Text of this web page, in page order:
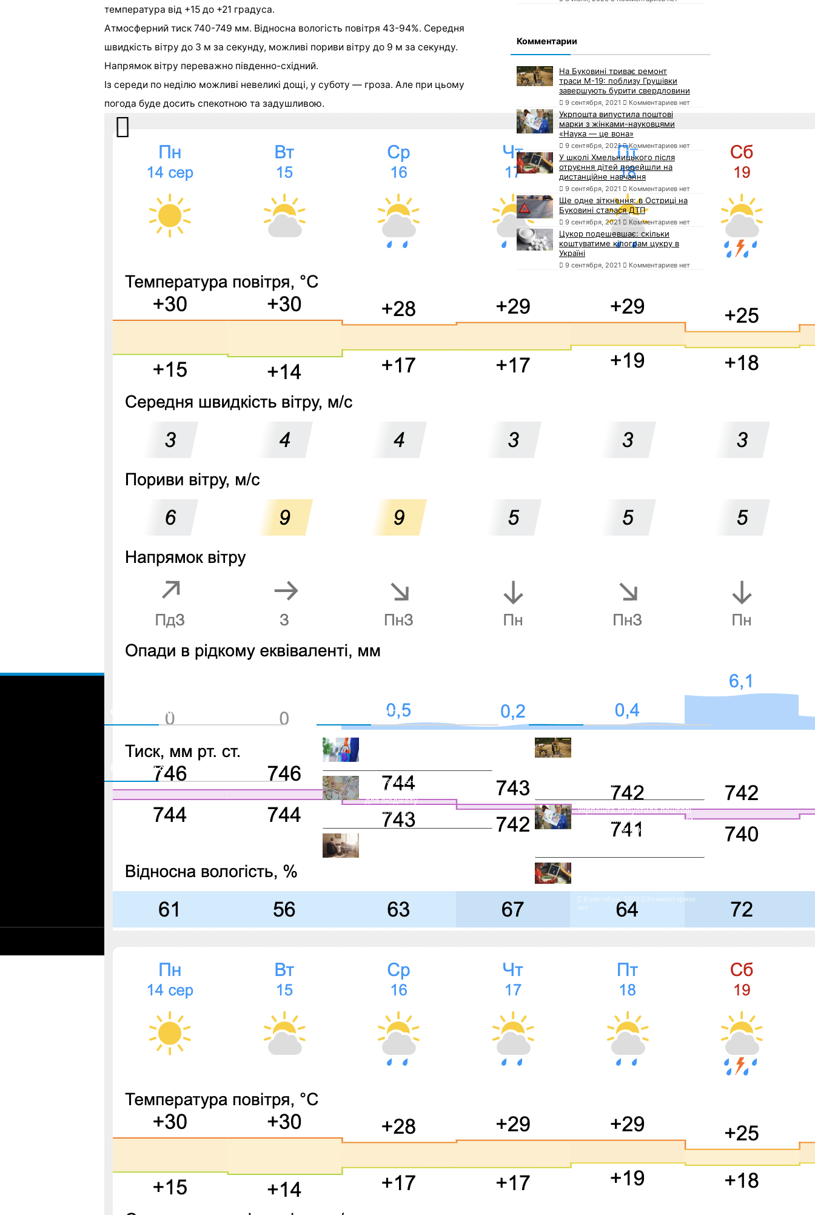
температура від +15 до +21 градуса.
Атмосферний тиск 740-749 мм. Відносна вологість повітря 43-94%. Середня
швидкість вітру до 3 м за секунду, можливі пориви вітру до 9 м за секунду.
Напрямок вітру переважно південно-східний.
Із середи по неділю можливі невеликі дощі, у суботу — гроза. Але при цьому
погода буде досить спекотною та задушливою.
Ще не підписані на наш Telegram канал? Зробіть це зараз
Найактуальніші новини читайте у нашому Viber (новини Чернівців)
Источник:0372.ua
пілотним регіоном для
міжнародного проєкту
допомоги ВПО, військовим
й іншим
воїна Євгена Швеця
Следующая запись
Добавить комментарий
Ваш адрес email не будет опубликован.
Обязательные поля помечены *
Email
Сохранить моё имя, email и адрес сайта в этом браузере для последующих моих комментариев.
Комментарии
На Буковині триває ремонт
траси М-19: поблизу Грушівки
завершують бурити свердловини
9 сентября, 2021 Комментариев нет
Укрпошта випустила поштові
марки з жінками-науковцями
«Наука — це вона»
9 сентября, 2021 Комментариев нет
У школі Хмельницького після
отруєння дітей перейшли на
дистанційне навчання
9 сентября, 2021 Комментариев нет
Ще одне зіткнення: в Остриці на
Буковині сталася ДТП
9 сентября, 2021 Комментариев нет
Цукор подешевшає: скільки
коштуватиме кілограм цукру в
Україні
9 сентября, 2021 Комментариев нет
Сайт Черновцов — 1408
Подписаться
Недавние новости
Як правильно користуватися
мікрокредитами без ризику
для бюджету
17 июня, 2026
Комментариев
9 сентября, 2021
Укрпошта випустила поштові
марки з жінками-науковцями
«Наука — це вона»
9 сентября, 2021
Комментариев
нет